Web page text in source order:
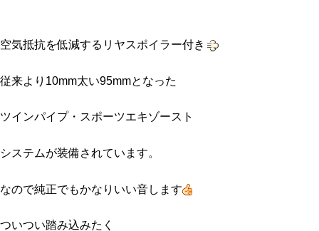
空気抵抗を低減するリヤスポイラー付き
従来より10mm太い95mmとなった
ツインパイプ・スポーツエキゾースト
システムが装備されています。
なので純正でもかなりいい音します
ついつい踏み込みたく